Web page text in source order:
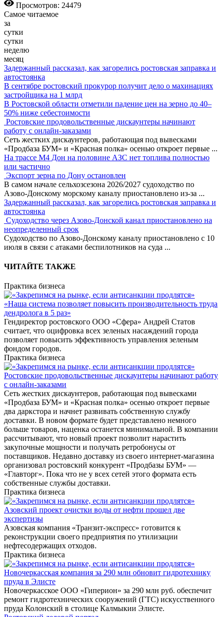
Просмотров: 24479
Самое читаемое
за
сутки
сутки
неделю
месяц
Задержанный рассказал, как загорелись ростовская заправка и
автостоянка
В сентябре ростовский прокурор получит дело о махинациях
застройщика на 1 млрд
В Ростовской области отметили падение цен на зерно до 40–
50% ниже себестоимости
Ростовские продовольственные дискаунтеры начинают
работу с онлайн-заказами
Сеть жестких дискаунтеров, работающая под вывесками
«Продбаза БУМ» и «Красная полка» осенью откроет первые ...
На трассе М4 Дон на половине АЗС нет топлива полностью
или частично
Экспорт зерна по Дону остановлен
В самом начале сельхозсезона 2026/2027 судоходство по
Азово-Донскому морскому каналу приостановлено из-за ...
Задержанный рассказал, как загорелись ростовская заправка и
автостоянка
Судоходство через Азово-Донской канал приостановлено на
неопределенный срок
Судоходство по Азово-Донскому каналу приостановлено с 10
июля в связи с атаками беспилотников на суда ...
ЧИТАЙТЕ ТАКЖЕ
Практика бизнеса
«Наша система позволяет повысить производительность труда
дендролога в 5 раз»
Гендиректор ростовского ООО «Сфера» Андрей Статов
считает, что оцифровка всех зеленых насаждений города
позволяет повысить эффективность управления зеленым
фондом городов.
Практика бизнеса
Ростовские продовольственные дискаунтеры начинают работу
с онлайн-заказами
Сеть жестких дискаунтеров, работающая под вывесками
«Продбаза БУМ» и «Красная полка» осенью откроет первые
два даркстора и начнет развивать собственную службу
доставки. В новом формате будет представлено немного
больше товаров, наценка останется минимальной. В компании
рассчитывают, что новый проект позволит нарастить
закупочные мощности и получать ретробонусы от
поставщиков. Недавно доставку из своего интернет-магазина
организовал ростовский конкурент «Продбазы БУМ» —
«Главторг». Пока что не у всех сетей этого формата есть
собственные службы доставки.
Практика бизнеса
Азовский проект очистки воды от нефти прошел две
экспертизы
Азовская компания «Транзит-экспресс» готовится к
реконструкции своего предприятия по утилизации
нефтесодержащих отходов.
Практика бизнеса
Новочеркасская компания за 290 млн обновит гидротехнику
пруда в Элисте
Новочеркасское ООО «Гиперион» за 290 млн руб. обеспечит
ремонт гидротехнических сооружений (ГТС) искусственного
пруда Колонский в столице Калмыкии Элисте.